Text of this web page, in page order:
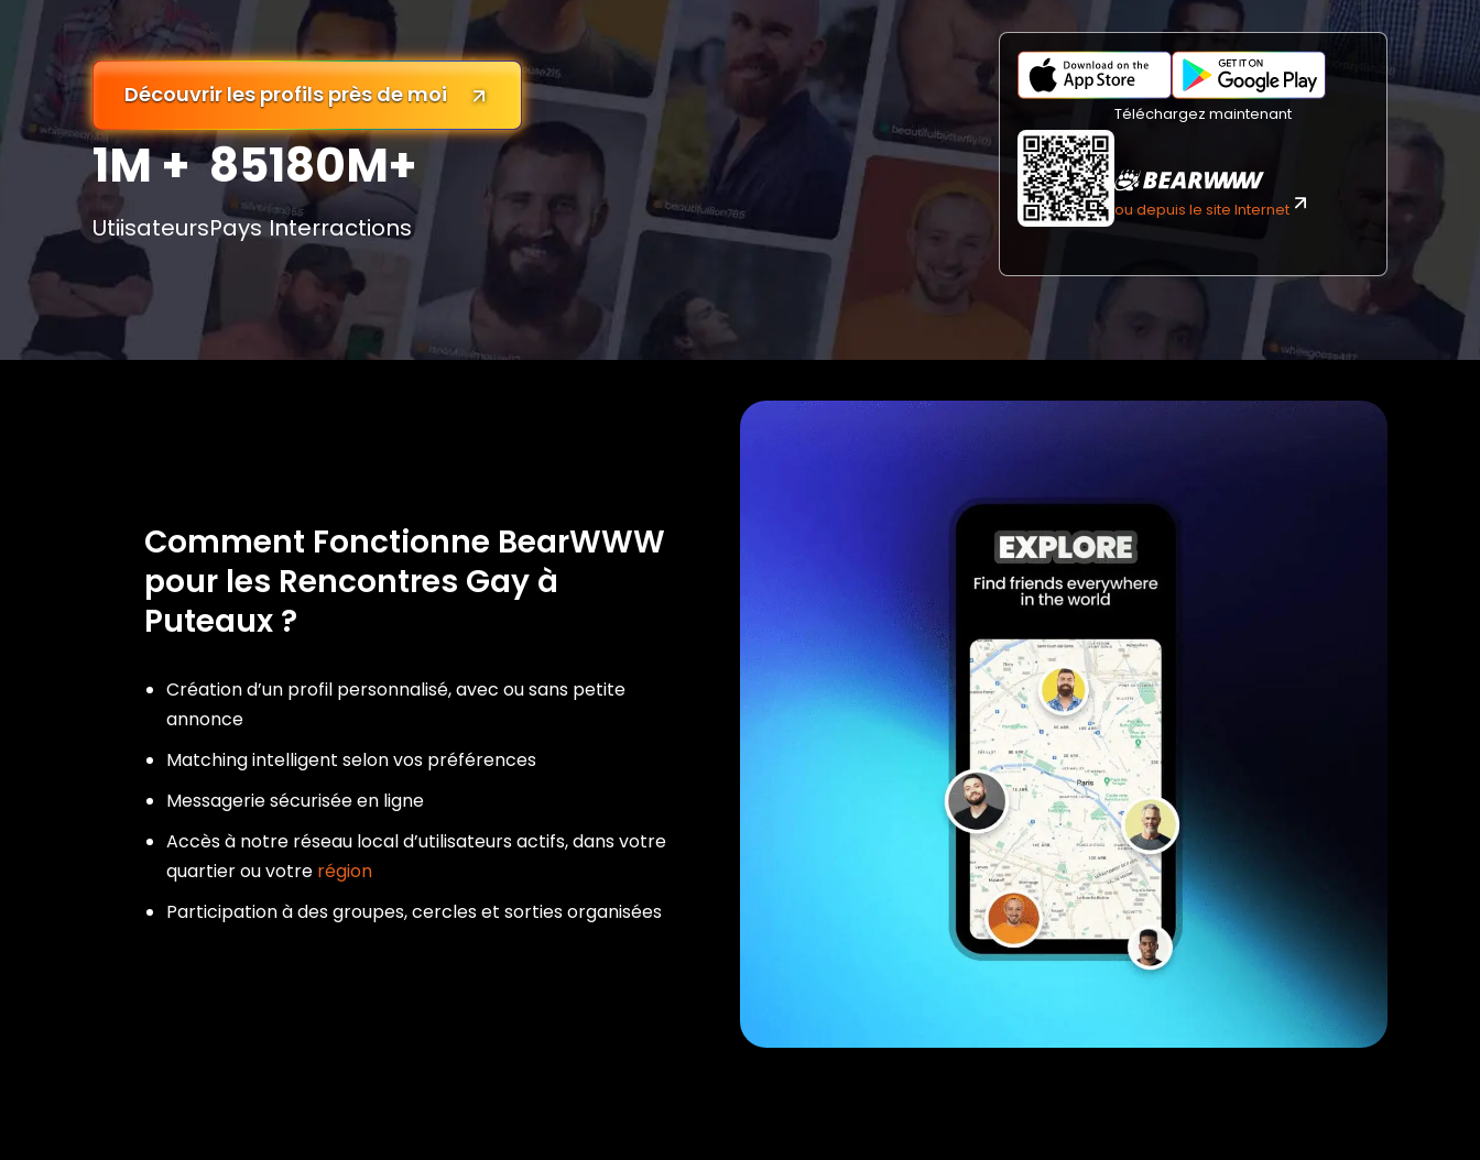
Découvrir les profils près de moi
1M +
Utiisateurs
85
Pays
180M+
Interractions
Téléchargez maintenant
ou depuis le site Internet
Comment Fonctionne BearWWW
pour les Rencontres Gay à
Puteaux ?
Création d’un profil personnalisé, avec ou sans petite
annonce
Matching intelligent selon vos préférences
Messagerie sécurisée en ligne
Accès à notre réseau local d’utilisateurs actifs, dans votre
quartier ou votre région
Participation à des groupes, cercles et sorties organisées